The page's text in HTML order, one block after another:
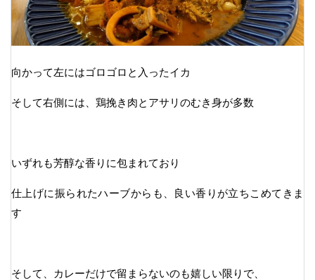
向かって左にはゴロゴロと入ったイカ
そして右側には、鶏挽き肉とアサリのむき身が多数
いずれも芳醇な香りに包まれており
仕上げに振られたハーブからも、良い香りが立ちこめてきま
す
そして、カレーだけで留まらないのも嬉しい限りで、